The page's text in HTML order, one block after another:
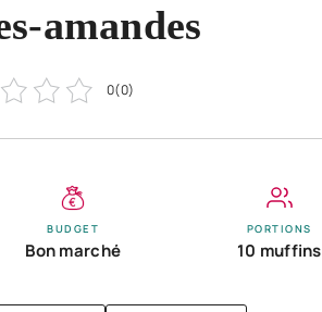
amandes
0(0)
BUDGET
Bon marché
PORTIONS
10 muffins